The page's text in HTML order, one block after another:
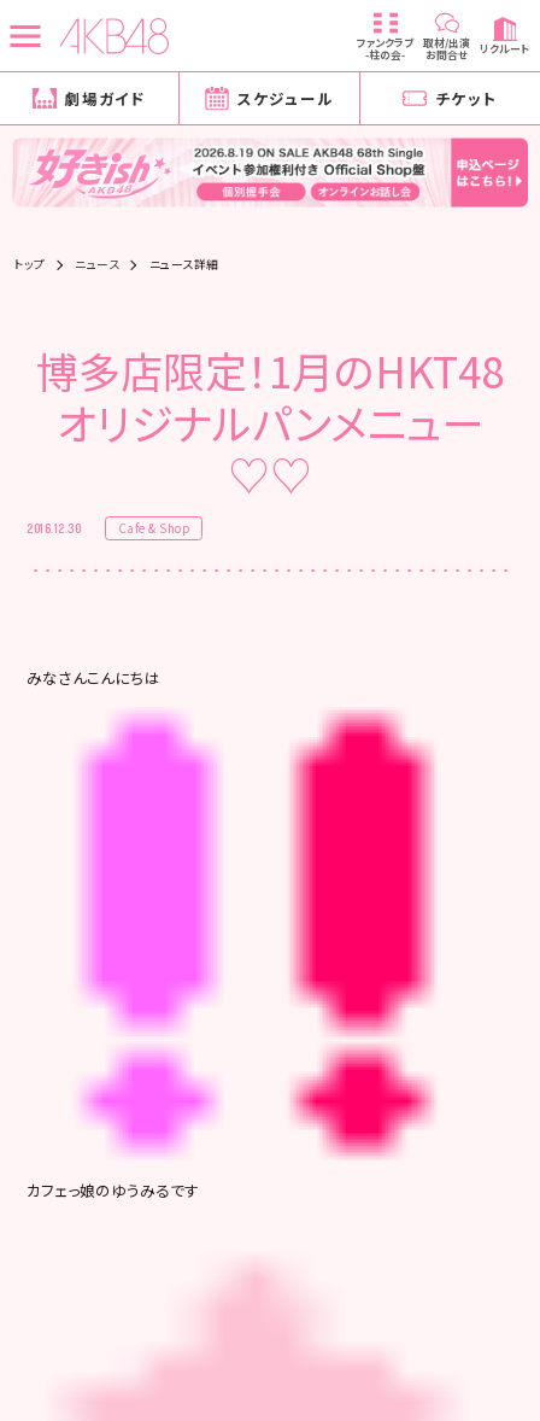
ファンクラブ
-柱の会-
取材/出演
お問合せ リクルート
劇場ガイド スケジュール チケット
トップ ニュース ニュース詳細
博多店限定！1月のHKT48
オリジナルパンメニュー
♡♡
2016.12.30 Cafe & Shop
みなさんこんにちは
カフェっ娘のゆうみるです